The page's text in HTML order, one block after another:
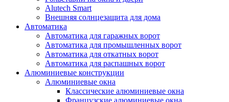
Alutech Smart
Внешняя солнцезащита для дома
Автоматика
Автоматика для гаражных ворот
Автоматика для промышленных ворот
Автоматика для откатных ворот
Автоматика для распашных ворот
Алюминиевые конструкции
Алюминиевые окна
Классические алюминиевые окна
Французские алюминиевые окна